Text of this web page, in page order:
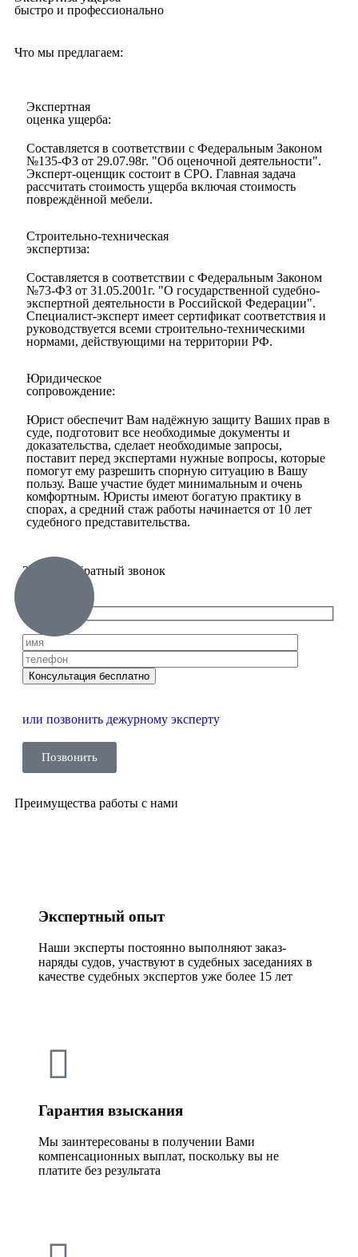
быстро и профессионально
Что мы предлагаем:
Экспертная
оценка ущерба:
Составляется в соответствии с Федеральным Законом
№135-ФЗ от 29.07.98г. "Об оценочной деятельности".
Эксперт-оценщик состоит в СРО. Главная задача
рассчитать стоимость ущерба включая стоимость
повреждённой мебели.
Строительно-техническая
экспертиза:
Составляется в соответствии с Федеральным Законом
№73-ФЗ от 31.05.2001г. "О государственной судебно-
экспертной деятельности в Российской Федерации".
Специалист-эксперт имеет сертификат соответствия и
руководствуется всеми строительно-техническими
нормами, действующими на территории РФ.
Юридическое
сопровождение:
Юрист обеспечит Вам надёжную защиту Ваших прав в
суде, подготовит все необходимые документы и
доказательства, сделает необходимые запросы,
поставит перед экспертами нужные вопросы, которые
помогут ему разрешить спорную ситуацию в Вашу
пользу. Ваше участие будет минимальным и очень
комфортным. Юристы имеют богатую практику в
спорах, а средний стаж работы начинается от 10 лет
судебного представительства.
Заказать обратный звонок
или позвонить дежурному эксперту
Позвонить
Преимущества работы с нами
Экспертный опыт
Наши эксперты постоянно выполняют заказ-
наряды судов, участвуют в судебных заседаниях в
качестве судебных экспертов уже более 15 лет
Гарантия взыскания
Мы заинтересованы в получении Вами
компенсационных выплат, поскольку вы не
платите без результата